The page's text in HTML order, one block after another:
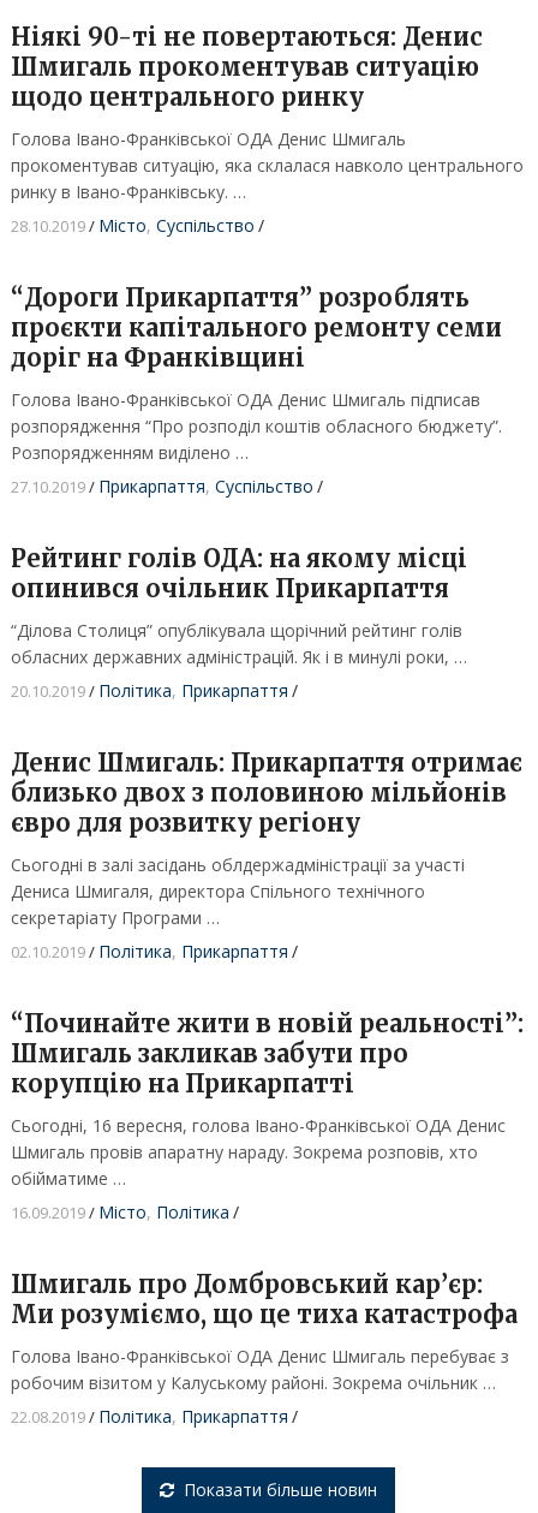
Ніякі 90-ті не повертаються: Денис
Шмигаль прокоментував ситуацію
щодо центрального ринку
Голова Івано-Франківської ОДА Денис Шмигаль
прокоментував ситуацію, яка склалася навколо центрального
ринку в Івано-Франківську. …
28.10.2019/ Місто, Суспільство /
“Дороги Прикарпаття” розроблять
проєкти капітального ремонту семи
доріг на Франківщині
Голова Івано-Франківської ОДА Денис Шмигаль підписав
розпорядження “Про розподіл коштів обласного бюджету”.
Розпорядженням виділено …
27.10.2019/ Прикарпаття, Суспільство /
Рейтинг голів ОДА: на якому місці
опинився очільник Прикарпаття
“Ділова Столиця” опублікувала щорічний рейтинг голів
обласних державних адміністрацій. Як і в минулі роки, …
20.10.2019/ Політика, Прикарпаття /
Денис Шмигаль: Прикарпаття отримає
близько двох з половиною мільйонів
євро для розвитку регіону
Сьогодні в залі засідань облдержадміністрації за участі
Дениса Шмигаля, директора Спільного технічного
секретаріату Програми …
02.10.2019/ Політика, Прикарпаття /
“Починайте жити в новій реальності”:
Шмигаль закликав забути про
корупцію на Прикарпатті
Сьогодні, 16 вересня, голова Івано-Франківської ОДА Денис
Шмигаль провів апаратну нараду. Зокрема розповів, хто
обійматиме …
16.09.2019/ Місто, Політика /
Шмигаль про Домбровський кар’єр:
Ми розуміємо, що це тиха катастрофа
Голова Івано-Франківської ОДА Денис Шмигаль перебуває з
робочим візитом у Калуському районі. Зокрема очільник …
22.08.2019/ Політика, Прикарпаття /
Показати більше новин